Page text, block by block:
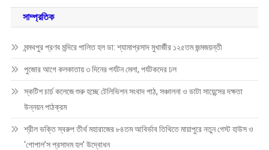
সাম্প্রতিক
মন্মথপুর প্রণব মন্দিরে পালিত হল ডা: শ্যামাপ্রসাদ মুখার্জীর ১২৫তম জন্মজয়ন্তী
পুজোর আগে কলকাতায় ৩ দিনের পর্যটন মেলা, পর্যটকদের ঢল
স্কটিশ চার্চ কলেজে শুরু হচ্ছে টেলিভিশন সংবাদ পাঠ, সঞ্চালনা ও ডাটা সায়েন্সের দক্ষতা
উন্নয়ন পাঠক্রম
শ্রীল ভক্তি স্বরুপ তীর্থ মহারাজের ৮৪তম আবির্ভাব তিথিতে মায়াপুরে নতুন গেস্ট হাউস ও
‘গোপাল’স প্রসাদম হল’ উদ্বোধন